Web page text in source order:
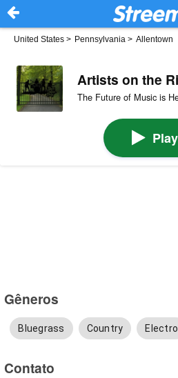
United States > Pennsylvania > Allentown
Artists on the
The Future of Music is
Play
Gêneros
Bluegrass Country Electro
Contato